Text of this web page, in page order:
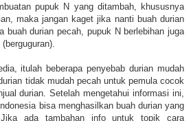
pupuk N yang ditambah, khususnya
maka jangan kaget jika nanti buah durian
buah durian pecah, pupuk N berlebihan juga
itulah beberapa penyebab durian mudah
tidak mudah pecah untuk pemula cocok
durian. Setelah mengetahui informasi ini,
bisa menghasilkan buah durian yang
ada tambahan info untuk topik cara